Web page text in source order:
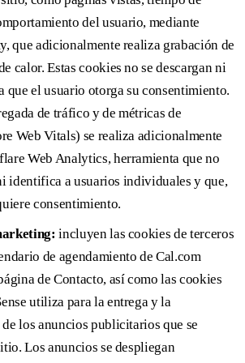
del usuario, mediante
que adicionalmente realiza grabación de
calor. Estas cookies no se descargan ni
que el usuario otorga su consentimiento.
de tráfico y de métricas de
Web Vitals) se realiza adicionalmente
Web Analytics, herramienta que no
identifica a usuarios individuales y que,
consentimiento.
incluyen las cookies de terceros
de agendamiento de Cal.com
de Contacto, así como las cookies
utiliza para la entrega y la
los anuncios publicitarios que se
Los anuncios se despliegan